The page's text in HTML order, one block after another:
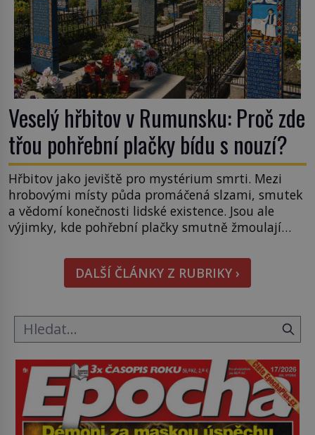
Veselý hřbitov v Rumunsku: Proč zde
třou pohřební plačky bídu s nouzí?
Hřbitov jako jeviště pro mystérium smrti. Mezi
hrobovými místy půda promáčená slzami, smutek
a vědomí konečnosti lidské existence. Jsou ale
výjimky, kde pohřební plačky smutně žmoulají
pohledu na výši vyměřené podpory
v nezaměstnanosti. Kam vás pozveme? Unikátní
hřbitov, který si vysloužil název „Veselý“, najdeme
DALŠÍ ČLÁNKY Z RUBRIKY ›